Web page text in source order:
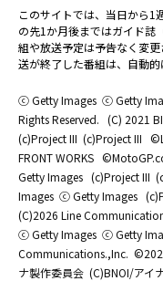
このサイトでは、当日から1
の先1か月後まではガイド誌
組や放送予定は予告なく変
送が終了した番組は、自動的
ⓒ Getty Images ⓒ Getty
Rights Reserved. (C) 2021
(c)Project III (c)Project III
FRONT WORKS
Getty Images (c)Project III
Images ⓒ Getty Images
(C)2026 Line
ⓒ Getty Images ⓒ Getty
Communications.,Inc.
ナ製作委員会 (C)BNOI/アイ